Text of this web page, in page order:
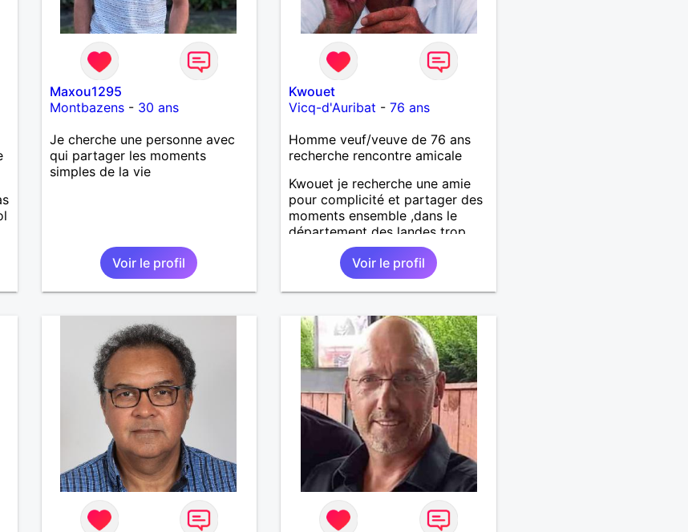
Maxou1295
Montbazens- 30 ans
Je cherche une personne avec
qui partager les moments
simples de la vie
Voir le profil
Kwouet
Vicq-d'Auribat -76 ans
Homme veuf/veuve de 76 ans
recherche rencontre amicale
Kwouet je recherche une amie
pour complicité et partager des
moments ensemble ,dans le
département des landes trop
loin c'est dèja un échec car la
distance est difficile a tenir ,je
vous remercie par avance bonne
journée ,
Voir le profil